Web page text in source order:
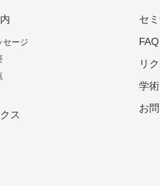
セージ
ス
セ
リ
学
お